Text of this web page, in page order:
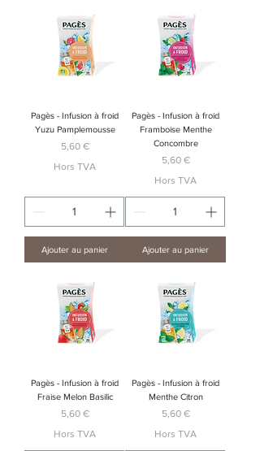
Pagès - Infusion à froid
Yuzu Pamplemousse
Prix
5,60 €
Hors TVA
Ajouter au panier
Pagès - Infusion à froid
Framboise Menthe
Concombre
Prix
5,60 €
Hors TVA
Ajouter au panier
Pagès - Infusion à froid
Fraise Melon Basilic
Prix
5,60 €
Hors TVA
Pagès - Infusion à froid
Menthe Citron
Prix
5,60 €
Hors TVA